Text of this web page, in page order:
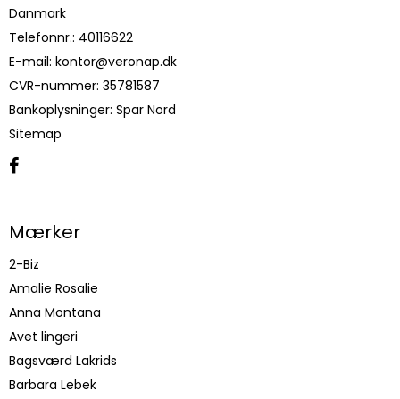
Danmark
Telefonnr.: 40116622
E-mail: kontor@veronap.dk
CVR-nummer: 35781587
Bankoplysninger: Spar Nord
Sitemap
Mærker
2-Biz
Amalie Rosalie
Anna Montana
Avet lingeri
Bagsværd Lakrids
Barbara Lebek